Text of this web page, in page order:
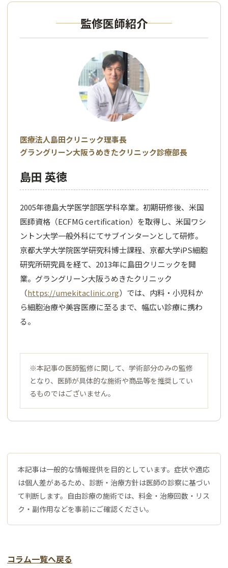
監修医師紹介
医療法人島田クリニック理事長
グラングリーン大阪うめきたクリニック診療部長
島田 英徳
2005年徳島大学医学部医学科卒業。初期研修後、米国
医師資格（ECFMG certification）を取得し、米国ワシ
ントン大学一般外科にてサブインターンとして研修。
京都大学大学院医学研究科博士課程、京都大学iPS細胞
研究所研究員を経て、2013年に島田クリニックを開
業。グラングリーン大阪うめきたクリニック
（https://umekitaclinic.org）では、内料・小児科か
ら細胞治療や美容医療に至るまで、幅広い診療に携わ
る。
※本記事の医師監修に関して、学術部分のみの監修
となり、医師が具体的な施術や商品等を推奨してい
るものではございません。
本記事は一般的な情報提供を目的としています。症状や適応
は個人差があるため、診断・治療方針は医師の診察に基づい
て判断します。自由診療の施術では、料金・治療回数・リス
ク・副作用などを事前にご確認ください。
コラム一覧へ戻る